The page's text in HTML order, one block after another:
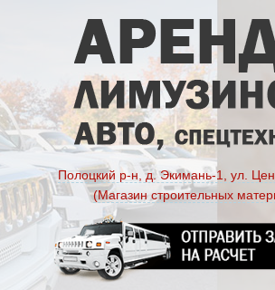
Полоцкий р-н, д. Экимань-1, ул.
(Магазин строительных